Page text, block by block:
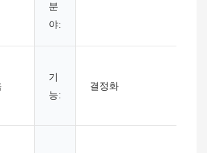
분
야:
기
능:
결정화